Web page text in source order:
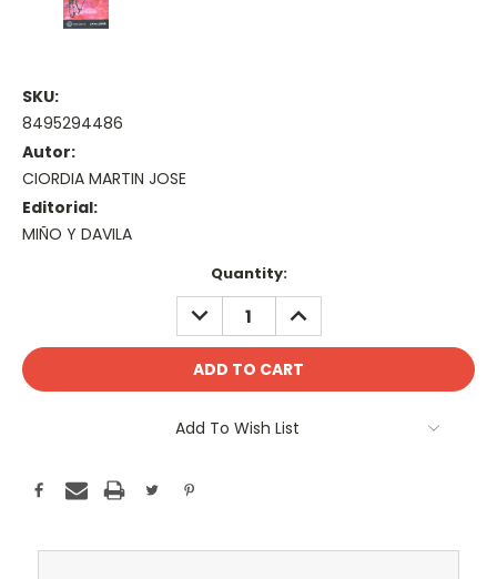
SKU:
8495294486
Autor:
CIORDIA MARTIN JOSE
Editorial:
MIÑO Y DAVILA
Quantity:
DECREASE
QUANTITY:
INCREASE
QUANTITY:
Add To Wish List